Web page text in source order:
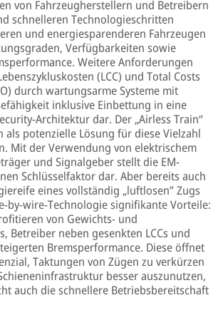
von Fahrzeugherstellern und Betreibern
schnelleren Technologieschritten
und energiesparenderen Fahrzeugen
Verfügbarkeiten sowie
Weitere Anforderungen
(LCC) und Total Costs
durch wartungsarme Systeme mit
inklusive Einbettung in eine
Architektur dar. Der „Airless Train“
als potenzielle Lösung für diese Vielzahl
Mit der Verwendung von elektrischem
und Signalgeber stellt die EM-
Schlüsselfaktor dar. Aber bereits auch
eines vollständig „luftlosen” Zugs
by-wire-Technologie signifikante Vorteile:
von Gewichts- und
Betreiber neben gesenkten LCCs und
Bremsperformance. Diese öffnet
Taktungen von Zügen zu verkürzen
besser auszunutzen,
auch die schnellere Betriebsbereitschaft